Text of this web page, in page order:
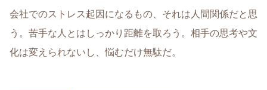
会社でのストレス起因になるもの、それは人間関係だと思
う。苦手な人とはしっかり距離を取ろう。相手の思考や文
化は変えられないし、悩むだけ無駄だ。